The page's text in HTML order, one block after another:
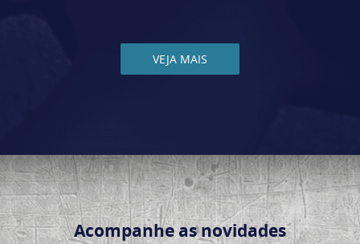
VEJA MAIS
Acompanhe as novidades